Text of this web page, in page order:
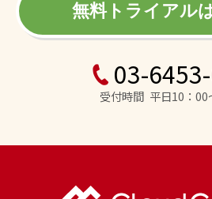
無料トライアル
03-
受付時間 平日10：00